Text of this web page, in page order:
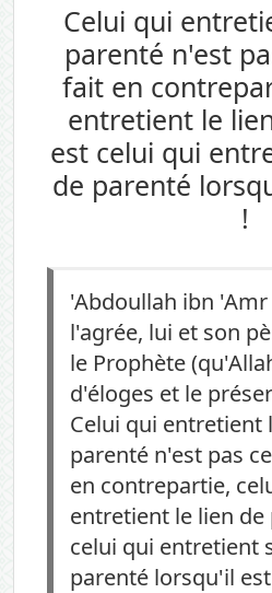
Celui qui
parenté n'est
fait en
entretient le
est celui qui
de parenté
!
'Abdoullah ibn
l'agrée, lui et son
le Prophète
d'éloges et le
Celui qui entretient
parenté n'est pas
en contrepartie,
entretient le lien de
celui qui entretient
parenté lorsqu'il